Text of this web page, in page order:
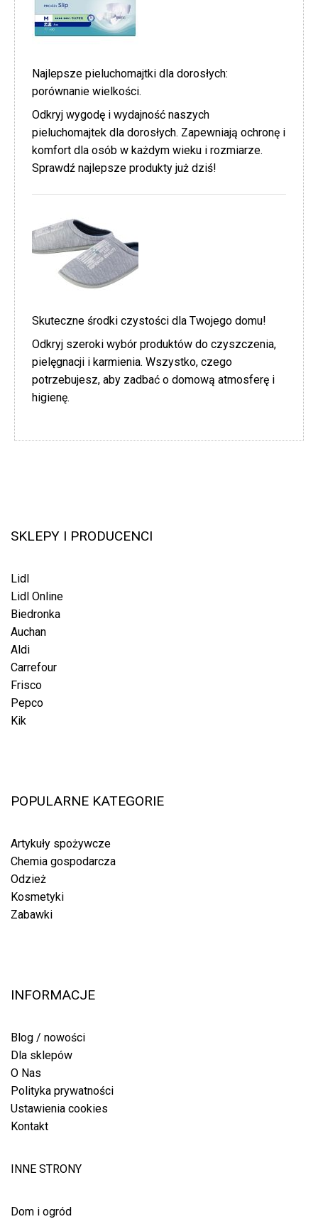
Najlepsze pieluchomajtki dla dorosłych:
porównanie wielkości.
Odkryj wygodę i wydajność naszych
pieluchomajtek dla dorosłych. Zapewniają ochronę i
komfort dla osób w każdym wieku i rozmiarze.
Sprawdź najlepsze produkty już dziś!
Skuteczne środki czystości dla Twojego domu!
Odkryj szeroki wybór produktów do czyszczenia,
pielęgnacji i karmienia. Wszystko, czego
potrzebujesz, aby zadbać o domową atmosferę i
higienę.
SKLEPY I PRODUCENCI
Lidl
Lidl Online
Biedronka
Auchan
Aldi
Carrefour
Frisco
Pepco
Kik
POPULARNE KATEGORIE
Artykuły spożywcze
Chemia gospodarcza
Odzież
Kosmetyki
Zabawki
INFORMACJE
Blog / nowości
Dla sklepów
O Nas
Polityka prywatności
Ustawienia cookies
Kontakt
INNE STRONY
Dom i ogród